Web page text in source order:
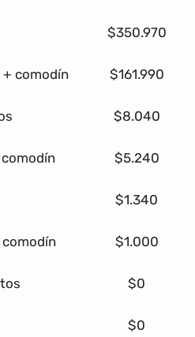
$350.970
comodín $161.990
$8.040
$5.240
$1.340
$1.000
$0
$0